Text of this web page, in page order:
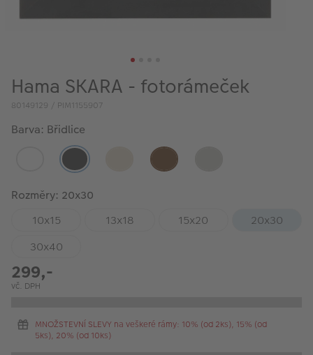
Hama SKARA - fotorámeček
80149129 / PIM1155907
Barva: Břidlice
Rozměry: 20x30
10x15
13x18 15x20
20x30
30x40
299,-
vč. DPH
MNOŽSTEVNÍ SLEVY na veškeré rámy: 10% (od 2ks), 15% (od
5ks), 20% (od 10ks)